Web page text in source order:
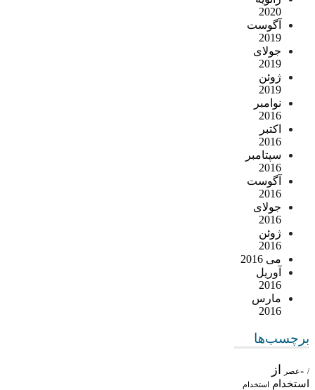
2020
آگوست
2019
جولای
2019
ژوئن
2019
نوامبر
2016
اکتبر
2016
سپتامبر
2016
آگوست
2016
جولای
2016
ژوئن
2016
می 2016
آوریل
2016
مارس
2016
برچسب‌ها
/ «عصر از
استخدام استخدام